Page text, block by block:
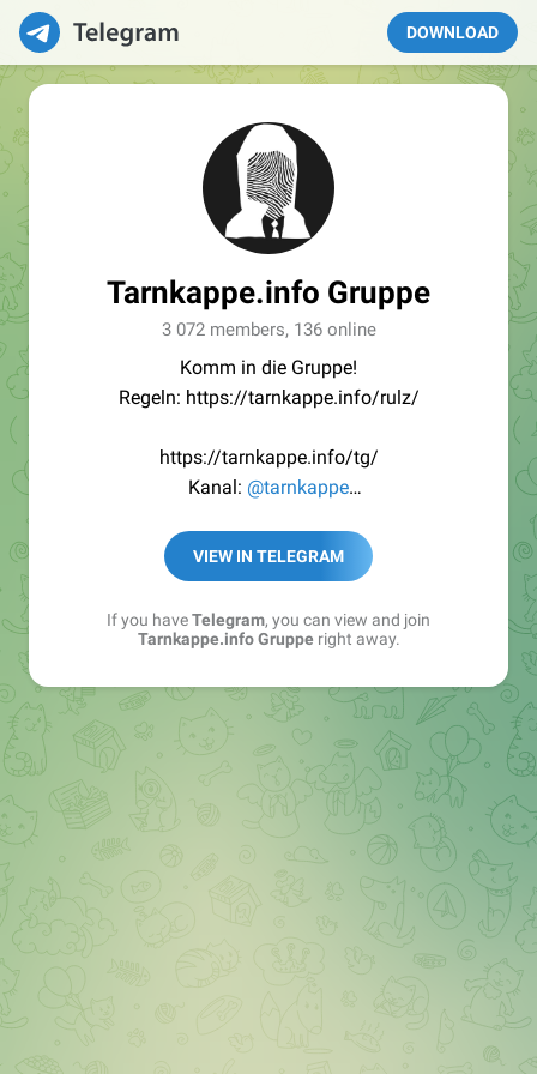
DOWNLOAD
Tarnkappe.info Gruppe
3 072 members, 136 online
Komm in die Gruppe!
Regeln: https://tarnkappe.info/rulz/
https://tarnkappe.info/tg/
Kanal: @tarnkappe
Best of:@bestoftarnkappe
Kochen: https://t.me/+WSW5F1VcmhliMjk6
VIEW IN TELEGRAM
If you haveTelegram, you can view and join
Tarnkappe.info Grupperight away.